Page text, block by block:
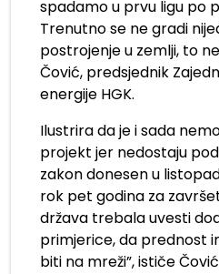
spadamo u prvu ligu po
Trenutno se ne gradi
postrojenje u zemlji, to
Čović, predsjednik
energije HGK.
Ilustrira da je i sada
projekt jer nedostaju
zakon donesen u
rok pet godina za
država trebala uvesti
primjerice, da prednost
biti na mreži”, ističe